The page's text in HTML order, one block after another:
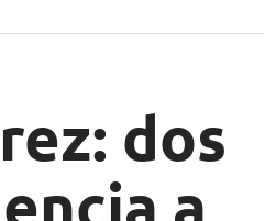
dos
a